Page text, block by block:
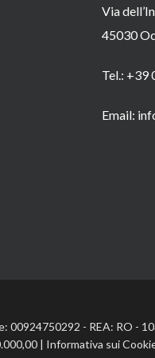
Via
45030
Tel.: +39
Email:
00924750292 - REA: RO -
| Informativa sui